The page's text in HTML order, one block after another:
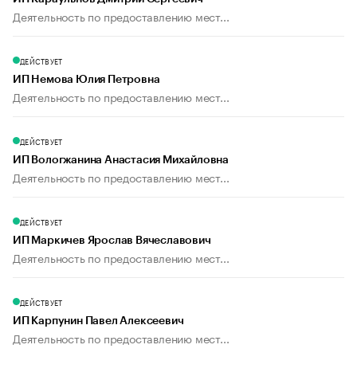
Деятельность по предоставлению мест...
ДЕЙСТВУЕТ
ИП Немова Юлия Петровна
Деятельность по предоставлению мест...
ДЕЙСТВУЕТ
ИП Вологжанина Анастасия Михайловна
Деятельность по предоставлению мест...
ДЕЙСТВУЕТ
ИП Маркичев Ярослав Вячеславович
Деятельность по предоставлению мест...
ДЕЙСТВУЕТ
ИП Карпунин Павел Алексеевич
Деятельность по предоставлению мест...